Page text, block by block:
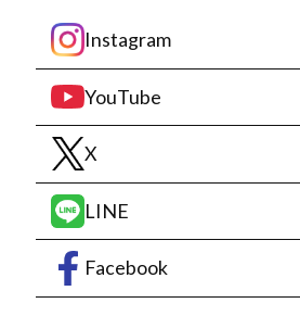
Instagram
YouTube
X
LINE
Facebook